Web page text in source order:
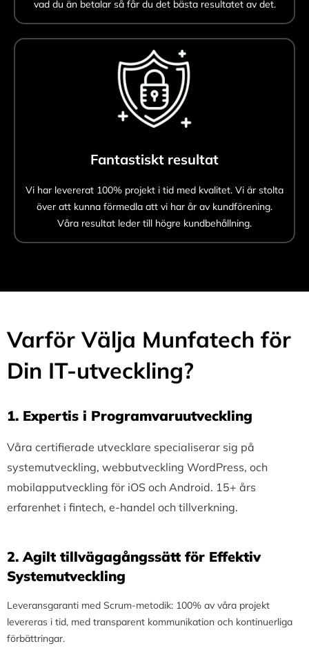
vad du än betalar så får du det bästa resultatet av det.
Fantastiskt resultat
Vi har levererat 100% projekt i tid med kvalitet. Vi är stolta
över att kunna förmedla att vi har år av kundförening.
Våra resultat leder till högre kundbehållning.
Varför Välja Munfatech för
Din IT-utveckling?
1.⁠ ⁠Expertis i Programvaruutveckling
Våra certifierade utvecklare specialiserar sig på
systemutveckling, webbutveckling WordPress, och
mobilapputveckling för iOS och Android. 15+ års
erfarenhet i fintech, e-handel och tillverkning.
2.⁠ ⁠Agilt tillvägagångssätt för Effektiv
Systemutveckling
Leveransgaranti med Scrum-metodik: 100% av våra projekt
levereras i tid, med transparent kommunikation och kontinuerliga
förbättringar.